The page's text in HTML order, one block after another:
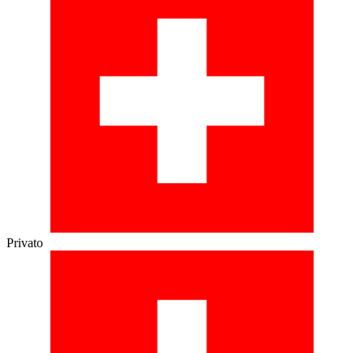
Privato